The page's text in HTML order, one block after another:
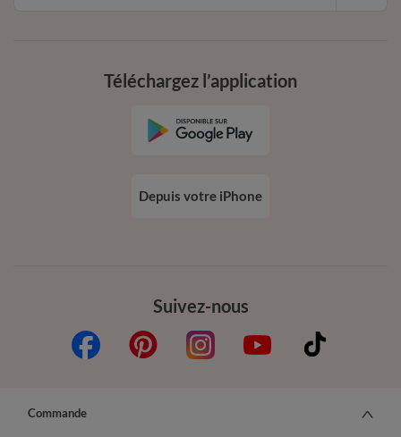
Suivez-nous
Téléchargez l’application
Depuis votre iPhone
Commande